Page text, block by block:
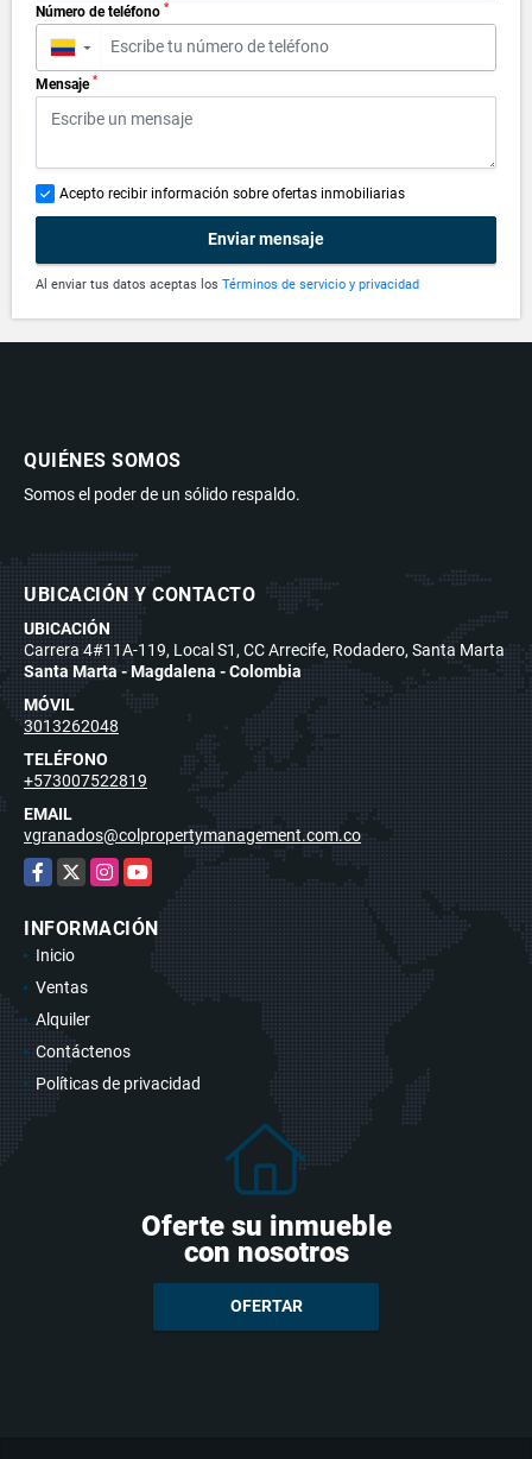
Número de teléfono *
▼
Mensaje *
Acepto recibir información sobre ofertas inmobiliarias
Enviar mensaje
Al enviar tus datos aceptas los Términos de servicio y privacidad
QUIÉNES SOMOS
Somos el poder de un sólido respaldo.
UBICACIÓN Y CONTACTO
UBICACIÓN
Carrera 4#11A-119, Local S1, CC Arrecife, Rodadero, Santa Marta
Santa Marta - Magdalena - Colombia
MÓVIL
3013262048
TELÉFONO
+573007522819
EMAIL
vgranados@colpropertymanagement.com.co
Facebook
X Instagram
YouTube
INFORMACIÓN
Inicio
Ventas
Alquiler
Contáctenos
Políticas de privacidad
Oferte su inmueble
con nosotros
OFERTAR